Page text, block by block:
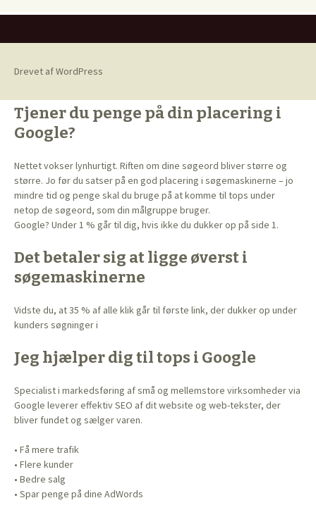
Tjener du penge på din placering i
Google?
Nettet vokser lynhurtigt. Riften om dine søgeord bliver større og
større. Jo før du satser på en god placering i søgemaskinerne – jo
mindre tid og penge skal du bruge på at komme til tops under
netop de søgeord, som din målgruppe bruger.
Google? Under 1 % går til dig, hvis ikke du dukker op på side 1.
Det betaler sig at ligge øverst i
søgemaskinerne
Vidste du, at 35 % af alle klik går til første link, der dukker op under
kunders søgninger i
Jeg hjælper dig til tops i Google
Specialist i markedsføring af små og mellemstore virksomheder via
Google leverer effektiv SEO af dit website og web-tekster, der
bliver fundet og sælger varen.
• Få mere trafik
• Flere kunder
• Bedre salg
• Spar penge på dine AdWords
Drevet af WordPress